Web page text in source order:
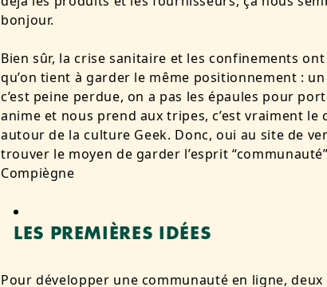
bonjour.
Bien sûr, la crise sanitaire et les confinements
qu’on tient à garder le même positionnement :
c’est peine perdue, on a pas les épaules pour
anime et nous prend aux tripes, c’est vraiment
autour de la culture Geek. Donc, oui au site de
trouver le moyen de garder l’esprit
Compiègne
LES PREMIÈRES IDÉES
Pour développer une communauté en ligne,